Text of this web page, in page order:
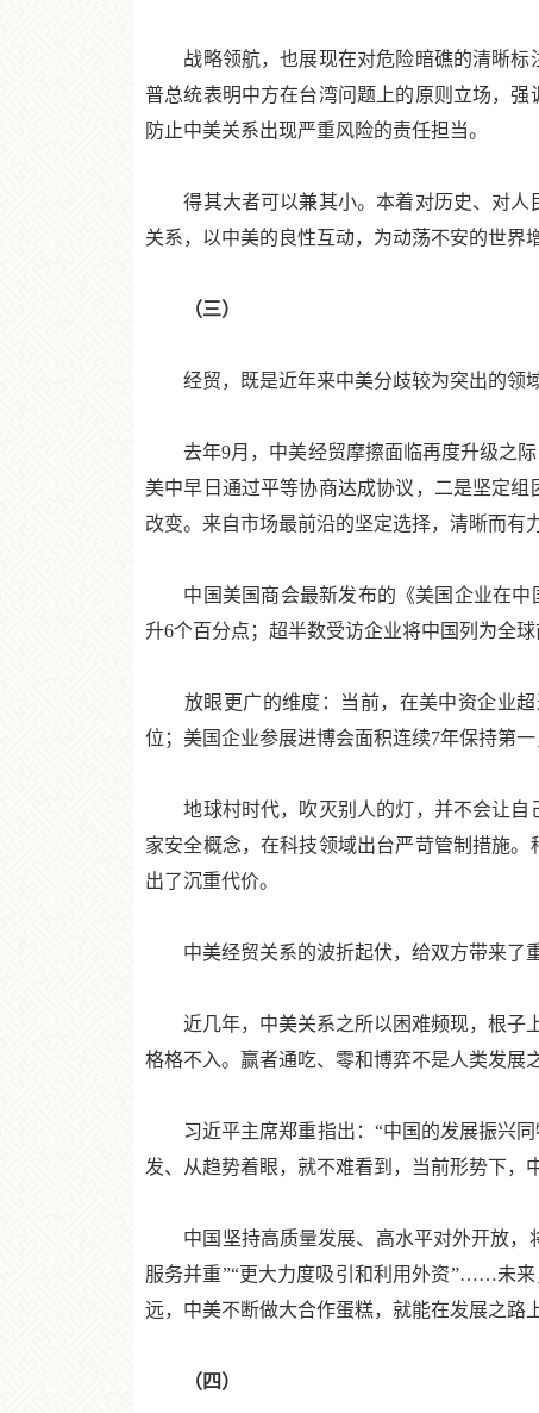
战略领航，也展现在对危险暗礁的清晰标
普总统表明中方在台湾问题上的原则立场，
防止中美关系出现严重风险的责任担当。
得其大者可以兼其小。本着对历史、对人
关系，以中美的良性互动，为动荡不安的世界
（三）
经贸，既是近年来中美分歧较为突出的领域
去年9月，中美经贸摩擦面临再度升级之际
美中早日通过平等协商达成协议，二是坚定
改变。来自市场最前沿的坚定选择，清晰而
中国美国商会最新发布的《美国企业在中
升6个百分点；超半数受访企业将中国列为全
放眼更广的维度：当前，在美中资企业超
位；美国企业参展进博会面积连续7年保持第
地球村时代，吹灭别人的灯，并不会让自
家安全概念，在科技领域出台严苛管制措施
出了沉重代价。
中美经贸关系的波折起伏，给双方带来了重
近几年，中美关系之所以困难频现，根子上
格格不入。赢者通吃、零和博弈不是人类发展
习近平主席郑重指出：“中国的发展振兴同
发、从趋势着眼，就不难看到，当前形势下，
中国坚持高质量发展、高水平对外开放，将
服务并重”“更大力度吸引和利用外资”……未来
远，中美不断做大合作蛋糕，就能在发展之路
（四）